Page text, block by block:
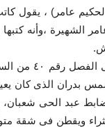
عبد الحكيم عامر) ،
عبد الحكيم عامر الشهيرة
ولكن ما يتعلق بموضوعنا
بدران الذى كان
عبد الحى شعبان،
ويقطن فى شقة